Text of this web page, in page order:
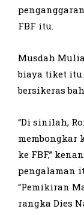
FBF itu.
Musdah
biaya tiket
bersikeras
“Di sinilah,
membongkar
ke FBF,”
pengalaman
“Pemikiran
rangka Dies